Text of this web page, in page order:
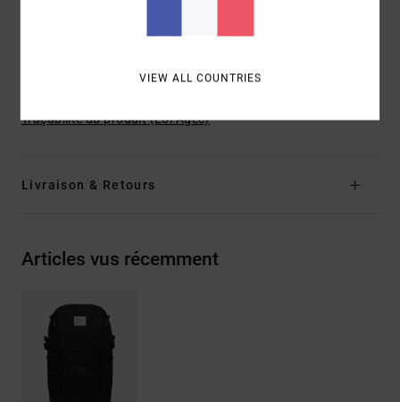
[Matière principale] 100% polyester
Traçabilité du produit (Loi Agec)
Livraison & Retours
Articles vus récemment
VIEW ALL COUNTRIES